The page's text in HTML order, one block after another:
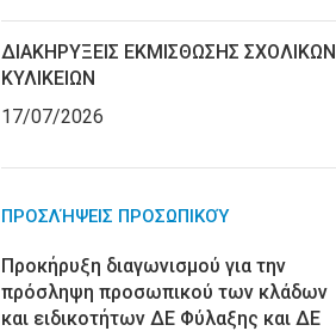
ΔΙΑΚΗΡΥΞΕΙΣ ΕΚΜΙΣΘΩΣΗΣ ΣΧΟΛΙΚΩΝ
ΚΥΛΙΚΕΙΩΝ
17/07/2026
ΠΡΟΣΛΉΨΕΙΣ ΠΡΟΣΩΠΙΚΟΎ
Προκήρυξη διαγωνισμού για την
πρόσληψη προσωπικού των κλάδων
και ειδικοτήτων ΔΕ Φύλαξης και ΔΕ